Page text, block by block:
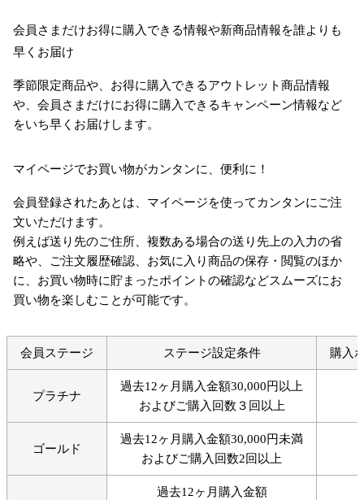
会員さまだけお得に購入できる情報や新商品情報を誰よりも
早くお届け
季節限定商品や、お得に購入できるアウトレット商品情報
や、会員さまだけにお得に購入できるキャンペーン情報など
をいち早くお届けします。
マイページでお買い物がカンタンに、便利に！
会員登録されたあとは、マイページを使ってカンタンにご注
文いただけます。
例えば送り先のご住所、複数ある場合の送り先上の入力の省
略や、ご注文履歴確認、お気に入り商品の保存・閲覧のほか
に、お買い物時に貯まったポイントの確認などスムーズにお
買い物を楽しむことが可能です。
会員ステージ ステージ設定条件 購入
プラチナ
過去12ヶ月購入金額30,000円以上
およびご購入回数３回以上
ゴールド
過去12ヶ月購入金額30,000円未満
およびご購入回数2回以上
過去12ヶ月購入金額